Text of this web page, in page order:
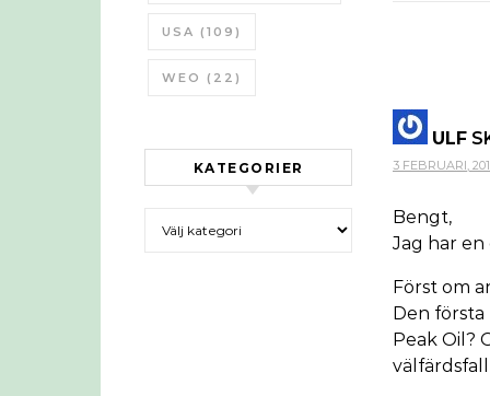
USA (109)
WEO (22)
KATEGORIER
ULF
3 FEBRUARI,
Bengt,
Jag har
Först om
Den första
Peak Oil?